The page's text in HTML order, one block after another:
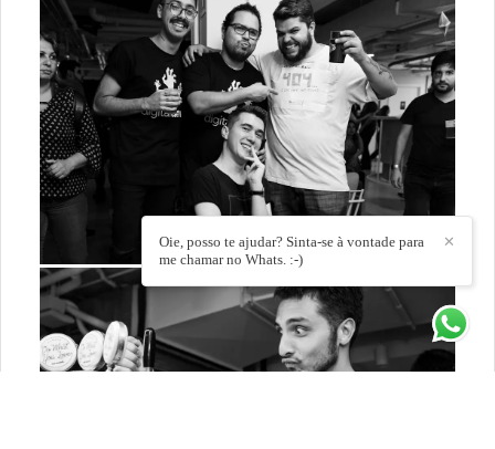
✕
Oie, posso te ajudar? Sinta-se à vontade para
me chamar no Whats. :-)